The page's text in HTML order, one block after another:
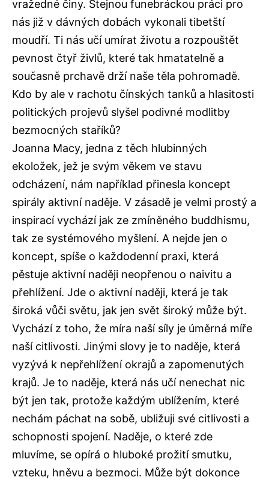
vražedné činy. Stejnou funebráckou práci pro
nás již v dávných dobách vykonali tibetští
moudří. Ti nás učí umírat životu a rozpouštět
pevnost čtyř živlů, které tak hmatatelně a
současně prchavě drží naše těla pohromadě.
Kdo by ale v rachotu čínských tanků a hlasitosti
politických projevů slyšel podivné modlitby
bezmocných staříků?
Joanna Macy, jedna z těch hlubinných
ekoložek, jež je svým věkem ve stavu
odcházení, nám například přinesla koncept
spirály aktivní naděje. V zásadě je velmi prostý a
inspirací vychází jak ze zmíněného buddhismu,
tak ze systémového myšlení. A nejde jen o
koncept, spíše o každodenní praxi, která
pěstuje aktivní naději neopřenou o naivitu a
přehlížení. Jde o aktivní naději, která je tak
široká vůči světu, jak jen svět široký může být.
Vychází z toho, že míra naší síly je úměrná míře
naší citlivosti. Jinými slovy je to naděje, která
vyzývá k nepřehlížení okrajů a zapomenutých
krajů. Je to naděje, která nás učí nenechat nic
být jen tak, protože každým ublížením, které
nechám páchat na sobě, ubližuji své citlivosti a
schopnosti spojení. Naděje, o které zde
mluvíme, se opírá o hluboké prožití smutku,
vzteku, hněvu a bezmoci. Může být dokonce